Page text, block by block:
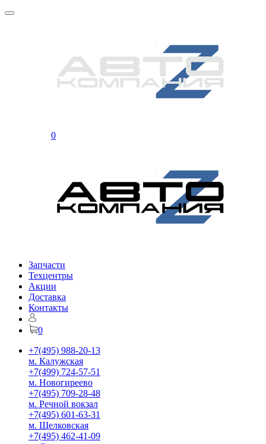
0
Запчасти
Техцентры
Акции
Доставка
Контакты
0
+7(495) 988-20-13
м. Калужская
+7(499) 724-57-51
м. Новогиреево
+7(495) 709-28-48
м. Речной вокзал
+7(495) 601-63-31
м. Щелковская
+7(495) 462-41-09